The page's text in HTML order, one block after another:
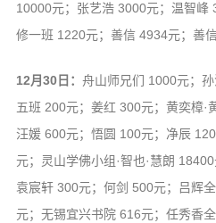
10000元；张艺浩 3000元；温智峰
修一班 1220元；善信 4934元；善
12月30日： 舟山师兄们 1000元；
五班 200元；姜红 300元；黄奕樟·
汪媛 600元；悟圆 100元；净辰
元；灵山学佛小组·智也·慧朗
袁宸轩 300元；何剑 500元；吕辉
元；无锡宜兴书院 616元；任秀香